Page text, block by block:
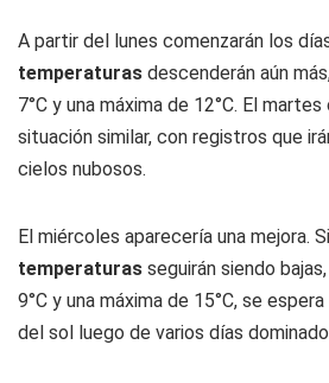
A partir del lunes comenzarán los
temperaturas descenderán aún
7°C y una máxima de 12°C. El
situación similar, con registros que
cielos nubosos.
El miércoles aparecería una mejora.
temperaturas seguirán siendo
9°C y una máxima de 15°C, se
del sol luego de varios días